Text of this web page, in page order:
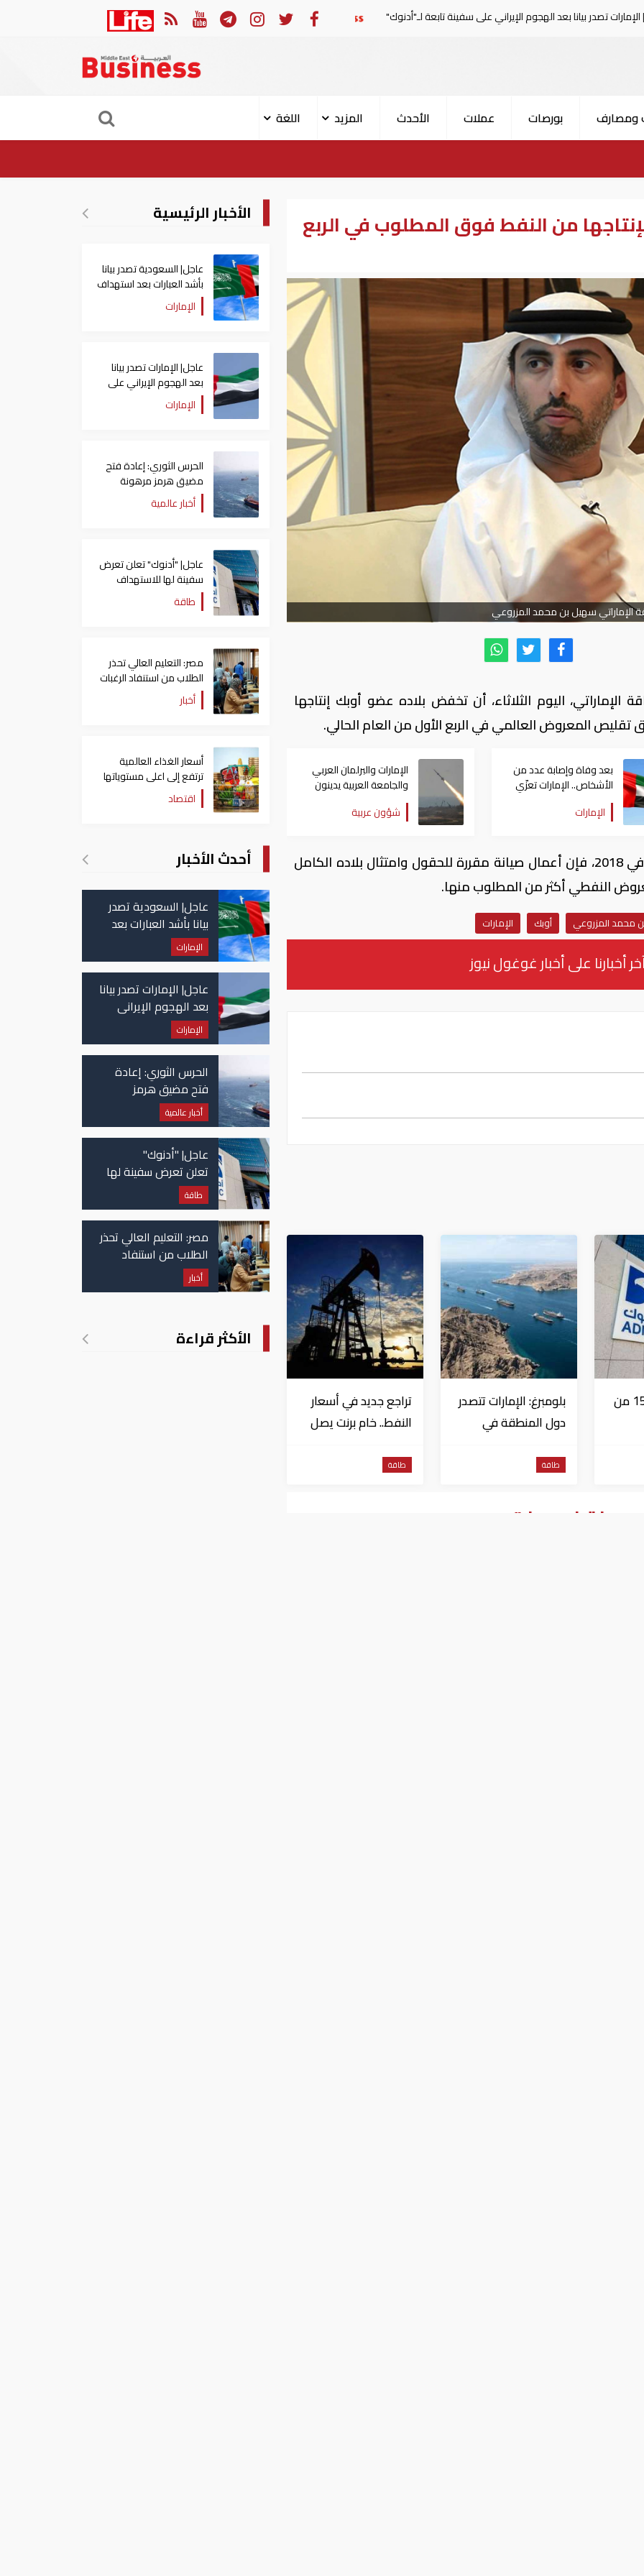
بعد الهجوم الإيراني على سفينة تابعة لـ"أدنوك" الحرس الثوري: إعادة فتح مضيق هرمز مرهونة بقبول واشنطن الكامل لشروط طهران
ومصارف بورصات عملات الأحدث المزيد
اللغة
من النفط فوق المطلوب في الربع
الإماراتي سهيل بن محمد المزروعي
اليوم الثلاثاء، أن تخفض بلاده عضو أوبك إنتاجها
المعروض العالمي في الربع الأول من العام الحالي.
بعد وفاة وإصابة عدد من
الأشخاص.. الإمارات تعزّي
أنغولا
الإمارات
الإمارات والبرلمان العربي
والجامعة العربية يدينون
الهجوم الحوثي على نجران
بالسعودية
شؤون عربية
وبحسب المزروعي، الذي يتولى رئاسة أوبك في 2018، فإن أعمال صيانة مقررة للحقول وامتثال بلاده الكامل
النفطي أكثر من المطلوب منها.
محمد المزروعي أوبك الإمارات
أخبارنا على أخبار غوغول نيوز
أدنوك: تعرضت 15 من
بلومبرغ: الإمارات تتصدر
دول المنطقة في
مضيق هرمز
طاقة
تراجع جديد في أسعار
النفط.. خام برنت يصل
للبرميل
طاقة
تراجع برنت
الأخبار الرئيسية
عاجل| السعودية تصدر بيانا
بأشد العبارات بعد استهداف
إيران لناقلة إماراتية
الإمارات
عاجل| الإمارات تصدر بيانا
بعد الهجوم الإيراني على
سفينة تابعة لـ"أدنوك"
الإمارات
الحرس الثوري: إعادة فتح
مضيق هرمز مرهونة
بقبول واشنطن الكامل
لشروط طهران
أخبار عالمية
عاجل| "أدنوك" تعلن تعرض
سفينة لها للاستهداف
بصاروخ في مضيق هرمز
طاقة
مصر: التعليم العالي تحذر
الطلاب من استنفاد الرغبات
قبل غلق التسجيل
أخبار
أسعار الغذاء العالمية
ترتفع إلى اعلى مستوياتها
منذ 3 سنواتاقتصاد
أحدث الأخبار
عاجل| السعودية تصدر
بيانا بأشد العبارات بعد
استهداف إيران لناقلة
إماراتية
الإمارات
عاجل| الإمارات تصدر بيانا
بعد الهجوم الإيراني
على سفينة تابعة
لـ"أدنوك"
الإمارات
الحرس الثوري: إعادة
فتح مضيق هرمز
مرهونة بقبول واشنطن
الكامل لشروط طهران
أخبار عالمية
عاجل| "أدنوك"
تعلن تعرض سفينة لها
للاستهداف بصاروخ في
مضيق هرمز
طاقة
مصر: التعليم العالي تحذر
الطلاب من استنفاد
الرغبات قبل غلق
التسجيل
أخبار
الأكثر قراءة